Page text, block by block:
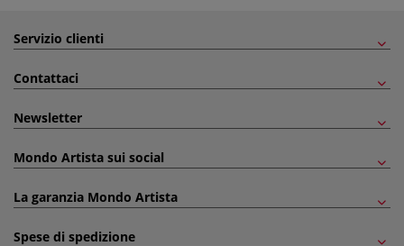
Servizio clienti
Contattaci
Newsletter
Mondo Artista sui social
La garanzia Mondo Artista
Spese di spedizione